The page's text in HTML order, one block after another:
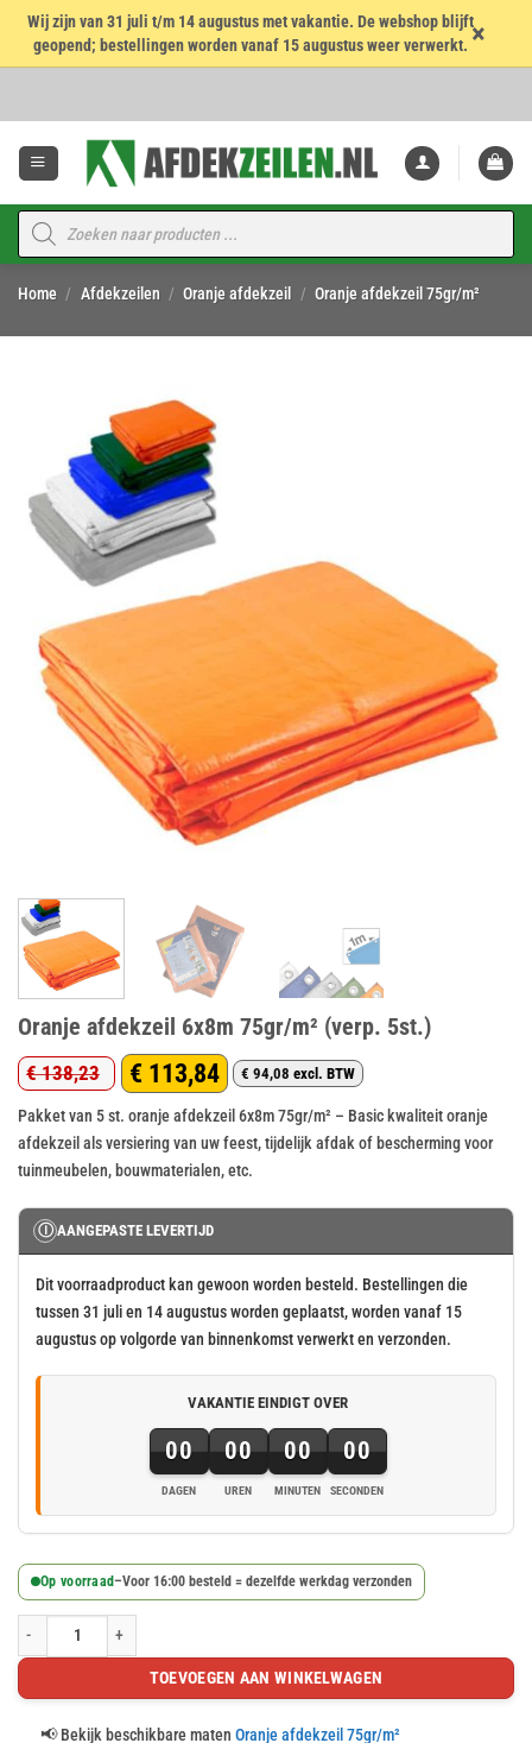
Wij zijn van 31 juli t/m 14 augustus met vakantie. De webshop blijft
geopend; bestellingen worden vanaf 15 augustus weer verwerkt. ×
Producten
zoeken
Home / Afdekzeilen / Oranje afdekzeil / Oranje afdekzeil 75gr/m²
Oranje afdekzeil 6x8m 75gr/m² (verp. 5st.)
€138,23
Oorspronkelijke
prijs
was:
€ 113,84
Huidige
prijs
is:
€ 94,08 excl. BTW
Pakket van 5 st. oranje afdekzeil 6x8m 75gr/m² – Basic kwaliteit oranje
afdekzeil als versiering van uw feest, tijdelijk afdak of bescherming voor
tuinmeubelen, bouwmaterialen, etc.
Ⓘ AANGEPASTE LEVERTIJD
Dit voorraadproduct kan gewoon worden besteld. Bestellingen die
tussen 31 juli en 14 augustus worden geplaatst, worden vanaf 15
augustus op volgorde van binnenkomst verwerkt en verzonden.
VAKANTIE EINDIGT OVER
00
DAGEN
00
UREN
00
MINUTEN
00
SECONDEN
Op voorraad–Voor 16:00 besteld = dezelfde werkdag verzonden
Oranje afdekzeil 6x8m 75gr/m² (verp. 5st.) aantal
TOEVOEGEN AAN WINKELWAGEN
📢 Bekijk beschikbare maten Oranje afdekzeil 75gr/m²